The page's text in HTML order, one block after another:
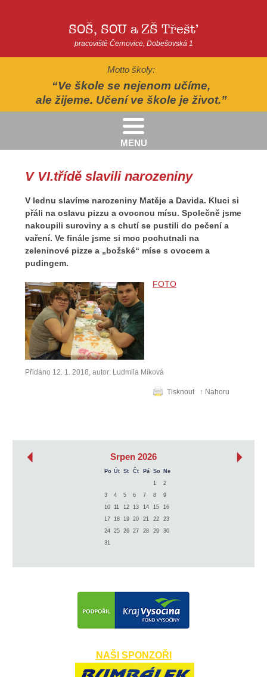
MENU
Motto školy:
Ve škole se nejenom učíme,
ale žijeme. Učení ve škole je život.
SOŠ, SOU a ZŠ Třešť
pracoviště Černovice, Dobešovská 1
V VI.třídě slavili narozeniny
V lednu slavíme narozeniny Matěje a Davida. Kluci si
přáli na oslavu pizzu a ovocnou mísu. Společně jsme
nakoupili suroviny a s chutí se pustili do pečení a
vaření. Ve finále jsme si moc pochutnali na
zeleninové pizze a „božské“ míse s ovocem a
pudingem.
FOTO
Přidáno 12. 1. 2018, autor: Ludmila Míková
Tisknout ↑ Nahoru
Srpen 2026
Po Út St Čt Pá So
Ne
1
2
3
4 5 6 7 8
9
10
11 12 13 14 15
16
17
18 19 20 21 22
23
24
25 26 27 28 29
30
31
NAŠI SPONZOŘI